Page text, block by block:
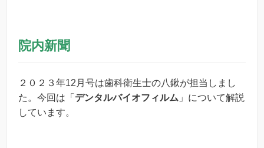
院内新聞
２０２３年12月号は歯科衛生士の八鍬が担当しまし
た。今回は「 デンタルバイオフィルム 」について解説
しています。